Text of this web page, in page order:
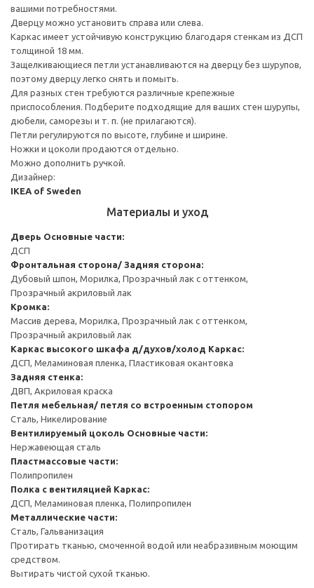
вашими потребностями.
Дверцу можно установить справа или слева.
Каркас имеет устойчивую конструкцию благодаря стенкам из ДСП
толщиной 18 мм.
Защелкивающиеся петли устанавливаются на дверцу без шурупов,
поэтому дверцу легко снять и помыть.
Для разных стен требуются различные крепежные
приспособления. Подберите подходящие для ваших стен шурупы,
дюбели, саморезы и т. п. (не прилагаются).
Петли регулируются по высоте, глубине и ширине.
Ножки и цоколи продаются отдельно.
Можно дополнить ручкой.
Дизайнер:
IKEA of Sweden
Материалы и уход
Дверь Основные части:
ДСП
Фронтальная сторона/ Задняя сторона:
Дубовый шпон, Морилка, Прозрачный лак с оттенком,
Прозрачный акриловый лак
Кромка:
Массив дерева, Морилка, Прозрачный лак с оттенком,
Прозрачный акриловый лак
Каркас высокого шкафа д/духов/холод Каркас:
ДСП, Меламиновая пленка, Пластиковая окантовка
Задняя стенка:
ДВП, Акриловая краска
Петля мебельная/ петля со встроенным стопором
Сталь, Никелирование
Вентилируемый цоколь Основные части:
Нержавеющая сталь
Пластмассовые части:
Полипропилен
Полка с вентиляцией Каркас:
ДСП, Меламиновая пленка, Полипропилен
Металлические части:
Сталь, Гальванизация
Протирать тканью, смоченной водой или неабразивным моющим
средством.
Вытирать чистой сухой тканью.